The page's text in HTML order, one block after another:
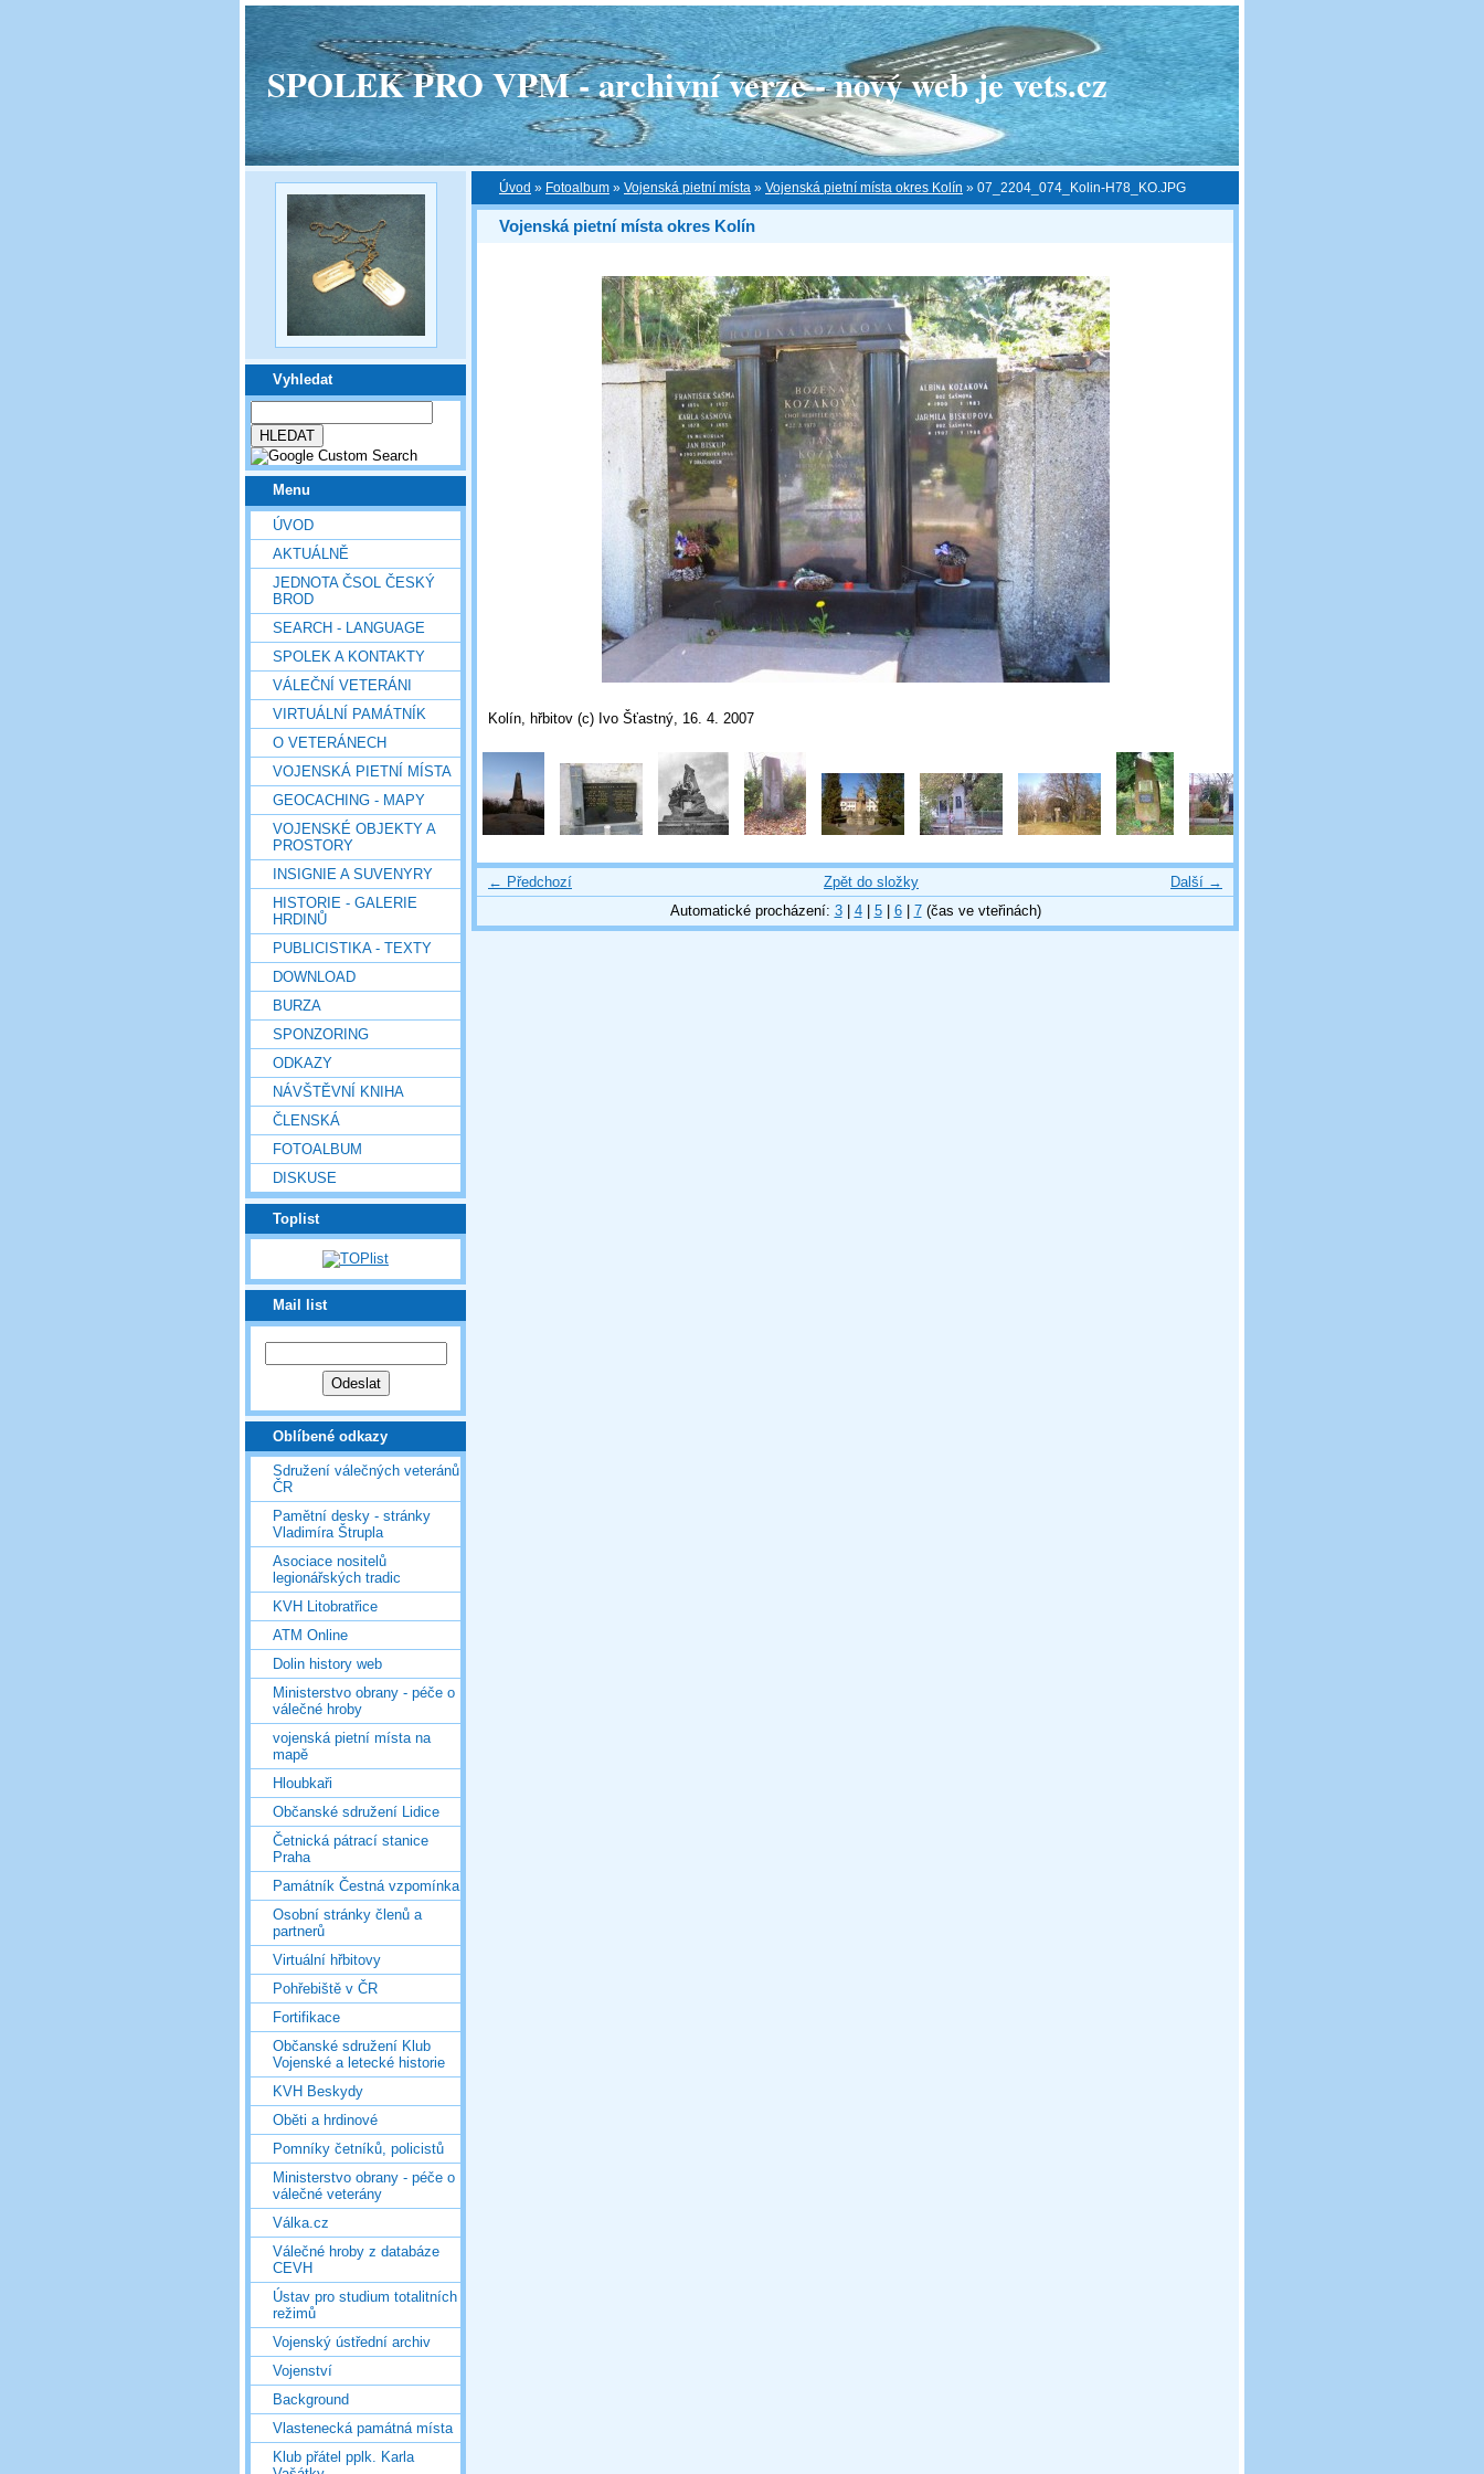
SPOLEK PRO VPM - archivní verze - nový web je vets.cz
Vyhledat
Menu
ÚVOD
AKTUÁLNĚ
JEDNOTA ČSOL ČESKÝ
BROD
SEARCH - LANGUAGE
SPOLEK A KONTAKTY
VÁLEČNÍ VETERÁNI
VIRTUÁLNÍ PAMÁTNÍK
O VETERÁNECH
VOJENSKÁ PIETNÍ MÍSTA
GEOCACHING - MAPY
VOJENSKÉ OBJEKTY A
PROSTORY
INSIGNIE A SUVENYRY
HISTORIE - GALERIE
HRDINŮ
PUBLICISTIKA - TEXTY
DOWNLOAD
BURZA
SPONZORING
ODKAZY
NÁVŠTĚVNÍ KNIHA
ČLENSKÁ
FOTOALBUM
DISKUSE
Toplist
Mail list
Oblíbené odkazy
Sdružení válečných veteránů
ČR
Pamětní desky - stránky
Vladimíra Štrupla
Asociace nositelů
legionářských tradic
KVH Litobratřice
ATM Online
Dolin history web
Ministerstvo obrany - péče o
válečné hroby
vojenská pietní místa na
mapě
Hloubkaři
Občanské sdružení Lidice
Četnická pátrací stanice
Praha
Památník Čestná vzpomínka
Osobní stránky členů a
partnerů
Virtuální hřbitovy
Pohřebiště v ČR
Fortifikace
Občanské sdružení Klub
Vojenské a letecké historie
KVH Beskydy
Oběti a hrdinové
Pomníky četníků, policistů
Ministerstvo obrany - péče o
válečné veterány
Válka.cz
Válečné hroby z databáze
CEVH
Ústav pro studium totalitních
režimů
Vojenský ústřední archiv
Vojenství
Background
Vlastenecká památná místa
Klub přátel pplk. Karla
Úvod » Fotoalbum » Vojenská pietní místa » Vojenská pietní místa okres Kolín » 07_2204_074_Kolin-H78_KO.JPG
Vojenská pietní místa okres Kolín
Kolín, hřbitov (c) Ivo Šťastný, 16. 4. 2007
← Předchozí Další →
Zpět do složky
Automatické procházení: 3| 4| 5| 6| 7(čas ve vteřinách)